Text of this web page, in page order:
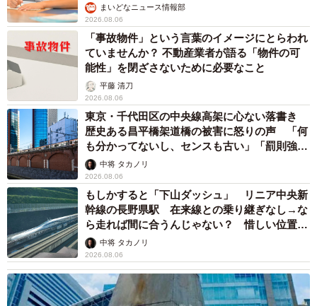
だって気づいた」
行橋 友
2026.08.06
「ミステリーの女王」と呼ばれた作家の娘は
「2時間サスペンスの女王」 聞いていたのと
違う血液型に「私は誰の子なの？」【徹子の部
屋】まいどなニュース
2026.08.06
「わぁ…姐さん…」「永遠にお美しい」 大女
優岩下志麻さん、写真家のインスタに登場
まいどなメディア
2026.08.05
「ふざけてません…真剣です」京都の老舗和菓
子店 次はカブトムシの幼虫 職人が手がけた
ゲテモノ和菓子 見事な造形に「気持ち悪いく
らいリアル」
中将 タカノリ
2026.08.05
【漫画】中学受験のリアル「あの子、最近見な